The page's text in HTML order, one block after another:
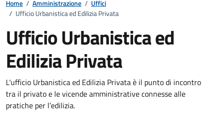
Home / Amministrazione / Uffici
/ Ufficio Urbanistica ed Edilizia Privata
Ufficio Urbanistica ed
Edilizia Privata
L'ufficio Urbanistica ed Edilizia Privata è il punto di incontro
tra il privato e le vicende amministrative connesse alle
pratiche per l’edilizia.